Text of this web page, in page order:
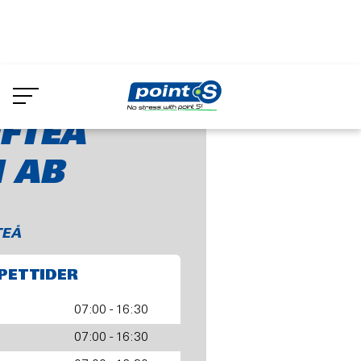
to
main
AB
07:00 - 16:30
07:00 - 16:30